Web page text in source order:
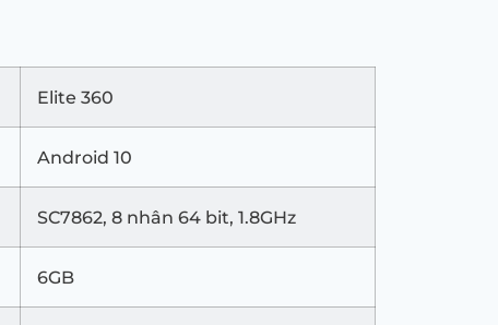
Elite 360
Android 10
SC7862, 8 nhân 64 bit, 1.8GHz
6GB